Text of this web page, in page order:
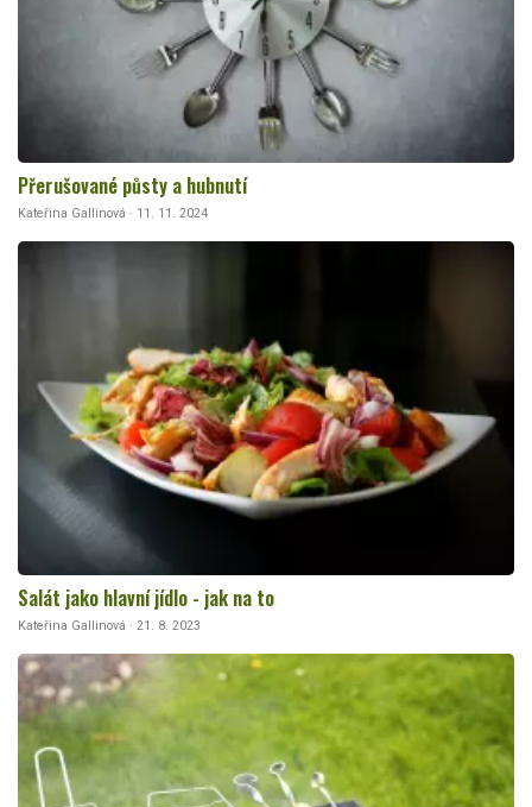
Přerušované půsty a hubnutí
Kateřina Gallinová · 11. 11. 2024
Salát jako hlavní jídlo - jak na to
Kateřina Gallinová · 21. 8. 2023